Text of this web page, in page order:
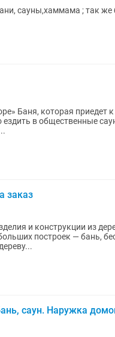
сауны,хаммама ; так
личный
заказ
и конструкции из
построек — бань,
саун. Наружка